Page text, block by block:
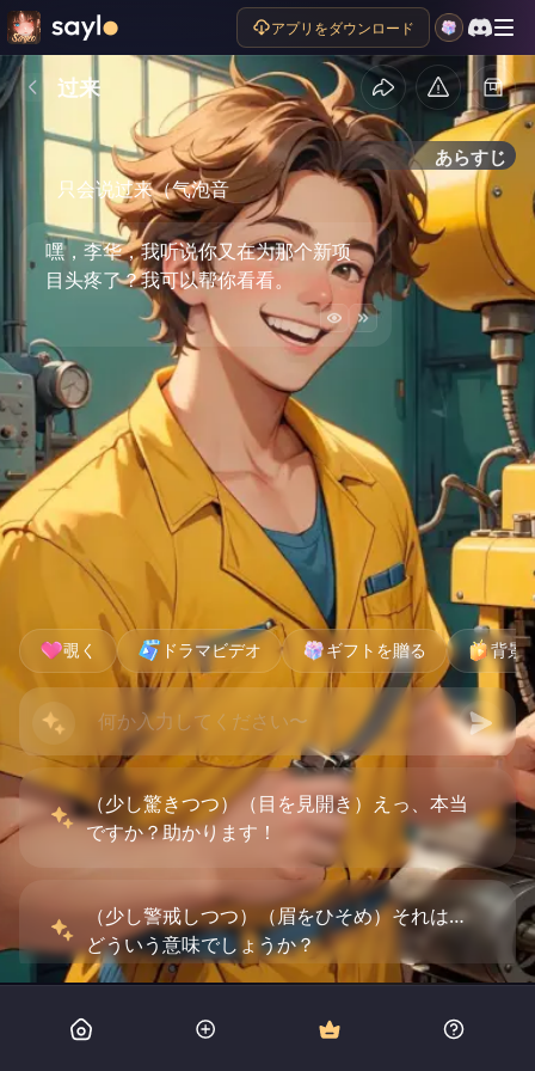
アプリをダウンロード
过来
あらすじ
只会说过来（气泡音
嘿，李华，我听说你又在为那个新项
目头疼了？我可以帮你看看。
覗く ドラマビデオ ギフトを贈る 背景
（少し驚きつつ）（目を見開き）えっ、本当
ですか？助かります！
（少し警戒しつつ）（眉をひそめ）それは…
どういう意味でしょうか？